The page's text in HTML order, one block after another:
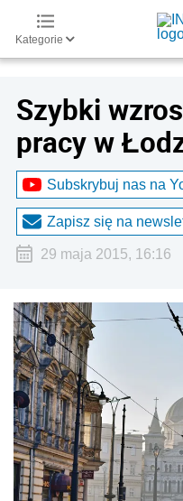
Kategorie
Szybki
pracy w
Subskrybuj nas na
Zapisz się na
29 maja 2015, 16:16